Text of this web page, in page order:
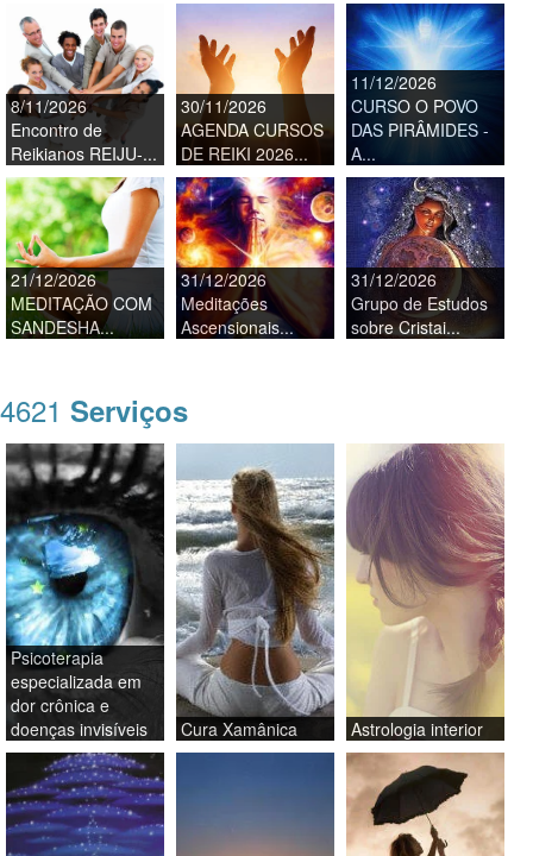
8/11/2026
Encontro de
Reikianos REIJU-...
30/11/2026
AGENDA CURSOS
DE REIKI 2026...
11/12/2026
CURSO O POVO
DAS PIRÂMIDES -
A...
21/12/2026
MEDITAÇÃO COM
SANDESHA...
31/12/2026
Meditações
Ascensionais...
31/12/2026
Grupo de Estudos
sobre Cristai...
4621 Serviços
Psicoterapia
especializada em
dor crônica e
doenças invisíveis
Cura Xamânica Astrologia interior